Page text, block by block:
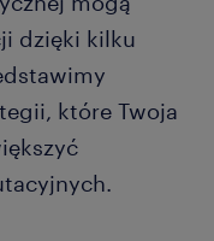
dzięki kilku
które Twoja